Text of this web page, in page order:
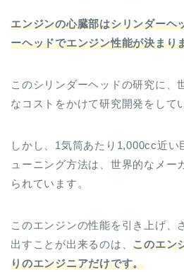
エンジンの心臓部はシリンダーヘ
ーヘッドでエンジン性能が決まり
このシリンダーヘッドの研究に、
なコストをかけて研究開発をして
しかし、1気筒あたり1,000cc近い
ューニング方法は、世界的なメー
られています。
このエンジンの性能を引き上げ、
出すことが出来るのは、このエン
りのエンジニアだけです。